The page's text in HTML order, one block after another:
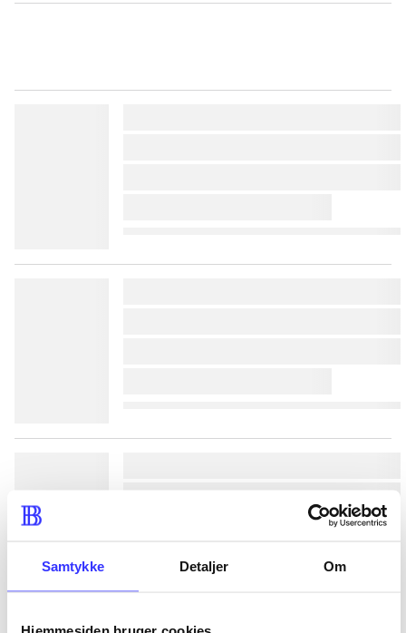
Samtykke Detaljer Om
Hjemmesiden bruger cookies
lorem ipsum dolor sit
lorem ipsum dolor sit
lorem ipsum dolor sit